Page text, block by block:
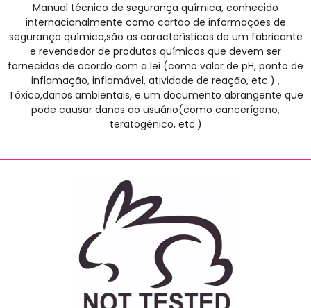
Manual técnico de segurança química, conhecido
internacionalmente como cartão de informações de
segurança química,são as características de um fabricante
e revendedor de produtos químicos que devem ser
fornecidas de acordo com a lei (como valor de pH, ponto de
inflamação, inflamável, atividade de reação, etc.) ,
Tóxico,danos ambientais, e um documento abrangente que
pode causar danos ao usuário(como cancerígeno,
teratogênico, etc.)